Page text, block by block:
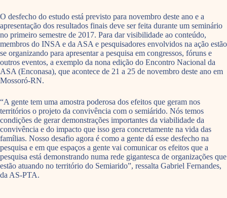
O desfecho do estudo está previsto para novembro deste ano e a
apresentação dos resultados finais deve ser feita durante um seminário
no primeiro semestre de 2017. Para dar visibilidade ao conteúdo,
membros do INSA e da ASA e pesquisadores envolvidos na ação estão
se organizando para apresentar a pesquisa em congressos, fóruns e
outros eventos, a exemplo da nona edição do Encontro Nacional da
ASA (Enconasa), que acontece de 21 a 25 de novembro deste ano em
Mossoró-RN.
“A gente tem uma amostra poderosa dos efeitos que geram nos
territórios o projeto da convivência com o semiárido. Nós temos
condições de gerar demonstrações importantes da viabilidade da
convivência e do impacto que isso gera concretamente na vida das
famílias. Nosso desafio agora é como a gente dá esse desfecho na
pesquisa e em que espaços a gente vai comunicar os efeitos que a
pesquisa está demonstrando numa rede gigantesca de organizações que
estão atuando no território do Semiarido”, ressalta Gabriel Fernandes,
da AS-PTA.